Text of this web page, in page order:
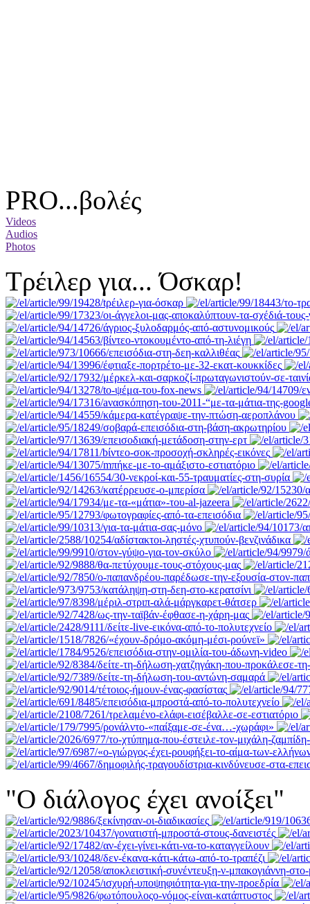
PRO...βολές
Videos
Audios
Photos
Tρέιλερ για... Όσκαρ!
"Ο διάλογος έχει ανοίξει"